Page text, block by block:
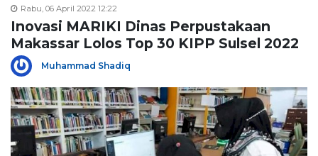
Rabu, 06 April 2022 12:22
Inovasi MARIKI Dinas Perpustakaan
Makassar Lolos Top 30 KIPP Sulsel 2022
Muhammad Shadiq